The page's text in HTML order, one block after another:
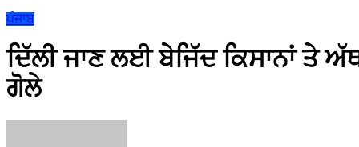
ਪੰਜਾਬ
ਦਿੱਲੀ ਜਾਣ ਲਈ ਬੇਜਿੱਦ ਕਿਸਾਨਾਂ ਤੇ
ਗੋਲੇ